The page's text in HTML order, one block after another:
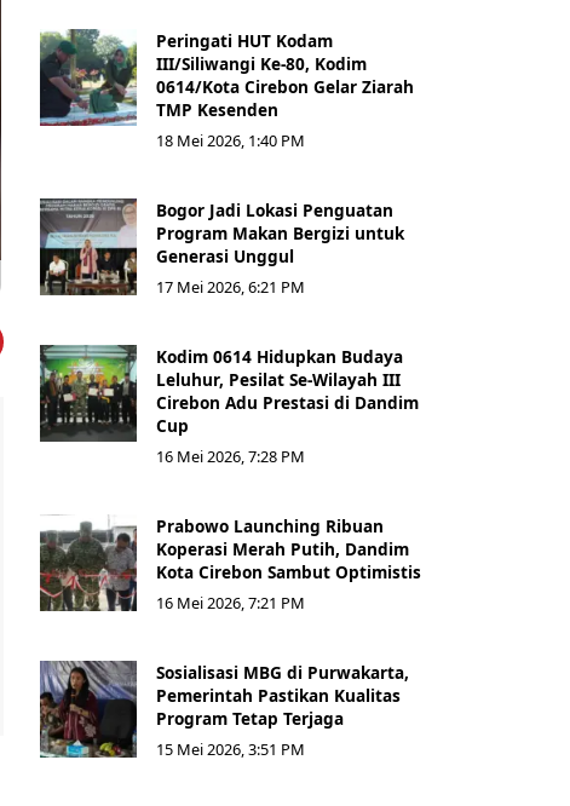
Peringati HUT Kodam
III/Siliwangi Ke-80, Kodim
0614/Kota Cirebon Gelar Ziarah
TMP Kesenden
18 Mei 2026, 1:40 PM
Bogor Jadi Lokasi Penguatan
Program Makan Bergizi untuk
Generasi Unggul
17 Mei 2026, 6:21 PM
Kodim 0614 Hidupkan Budaya
Leluhur, Pesilat Se-Wilayah III
Cirebon Adu Prestasi di Dandim
Cup
16 Mei 2026, 7:28 PM
Prabowo Launching Ribuan
Koperasi Merah Putih, Dandim
Kota Cirebon Sambut Optimistis
16 Mei 2026, 7:21 PM
Sosialisasi MBG di Purwakarta,
Pemerintah Pastikan Kualitas
Program Tetap Terjaga
15 Mei 2026, 3:51 PM